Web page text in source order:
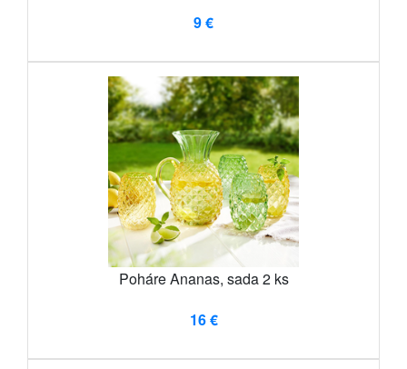
9 €
Poháre Ananas, sada 2 ks
16 €